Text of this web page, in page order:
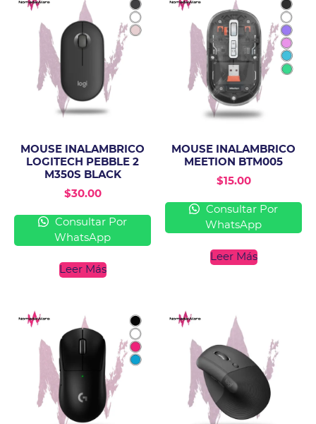
MOUSE INALAMBRICO
LOGITECH PEBBLE 2
M350S BLACK
$30.00
Consultar Por
WhatsApp
Leer Más
MOUSE INALAMBRICO
MEETION BTM005
$15.00
Consultar Por
WhatsApp
Leer Más